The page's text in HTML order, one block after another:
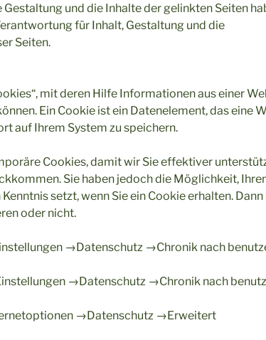
und die Inhalte der gelinkten Seiten
für Inhalt, Gestaltung und die
Seiten.
mit deren Hilfe Informationen aus einer
Ein Cookie ist ein Datenelement, das eine
auf Ihrem System zu speichern.
Cookies, damit wir Sie effektiver
Sie haben jedoch die Möglichkeit,
setzt, wenn Sie ein Cookie erhalten.
oder nicht.
→Datenschutz →Chronik nach
→Datenschutz →Chronik nach
→Datenschutz →Erweitert